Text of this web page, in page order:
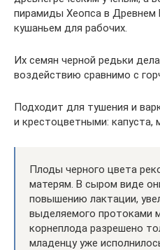
пирамиды Хеопса в Древнем
кушаньем для рабочих.
Их семян черной редьки
воздействию сравнимо с
Подходит для тушения и
и крестоцветными: капуста,
Плоды черного цвета
матерям. В сыром виде
повышению лактации,
выделяемого протоками
корнеплода разрешено
младенцу уже